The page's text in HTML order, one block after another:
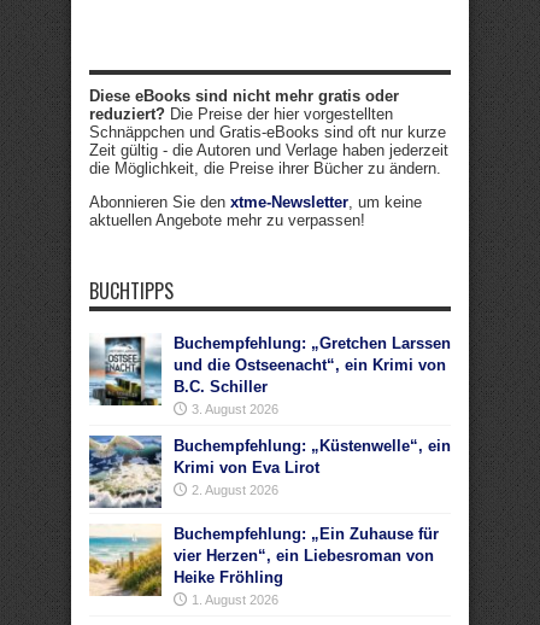
Diese eBooks sind nicht mehr gratis oder
reduziert? Die Preise der hier vorgestellten
Schnäppchen und Gratis-eBooks sind oft nur kurze
Zeit gültig - die Autoren und Verlage haben jederzeit
die Möglichkeit, die Preise ihrer Bücher zu ändern.
Abonnieren Sie den xtme-Newsletter , um keine
aktuellen Angebote mehr zu verpassen!
BUCHTIPPS
Buchempfehlung: „Gretchen Larssen
und die Ostseenacht“, ein Krimi von
B.C. Schiller
3. August 2026
Buchempfehlung: „Küstenwelle“, ein
Krimi von Eva Lirot
2. August 2026
Buchempfehlung: „Ein Zuhause für
vier Herzen“, ein Liebesroman von
Heike Fröhling
1. August 2026